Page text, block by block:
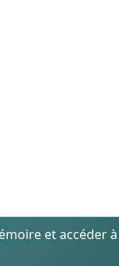
et accéder